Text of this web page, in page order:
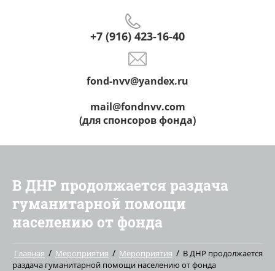
fond-nvv@yandex.ru
mail@fondnvv.com
(для спонсоров фонда)
+7 (916) 423-16-40
В ДНР продолжается раздача
гуманитарной помощи
населению от фонда
Главная / Мероприятия / Мероприятия / В ДНР продолжается
раздача гуманитарной помощи населению от фонда